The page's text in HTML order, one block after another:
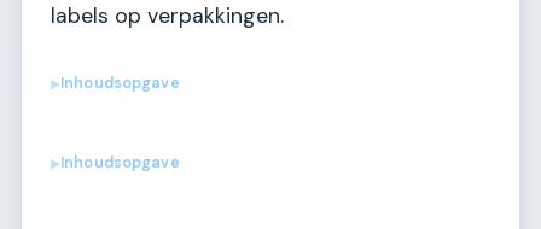
labels op verpakkingen.
▶Inhoudsopgave
▶Inhoudsopgave